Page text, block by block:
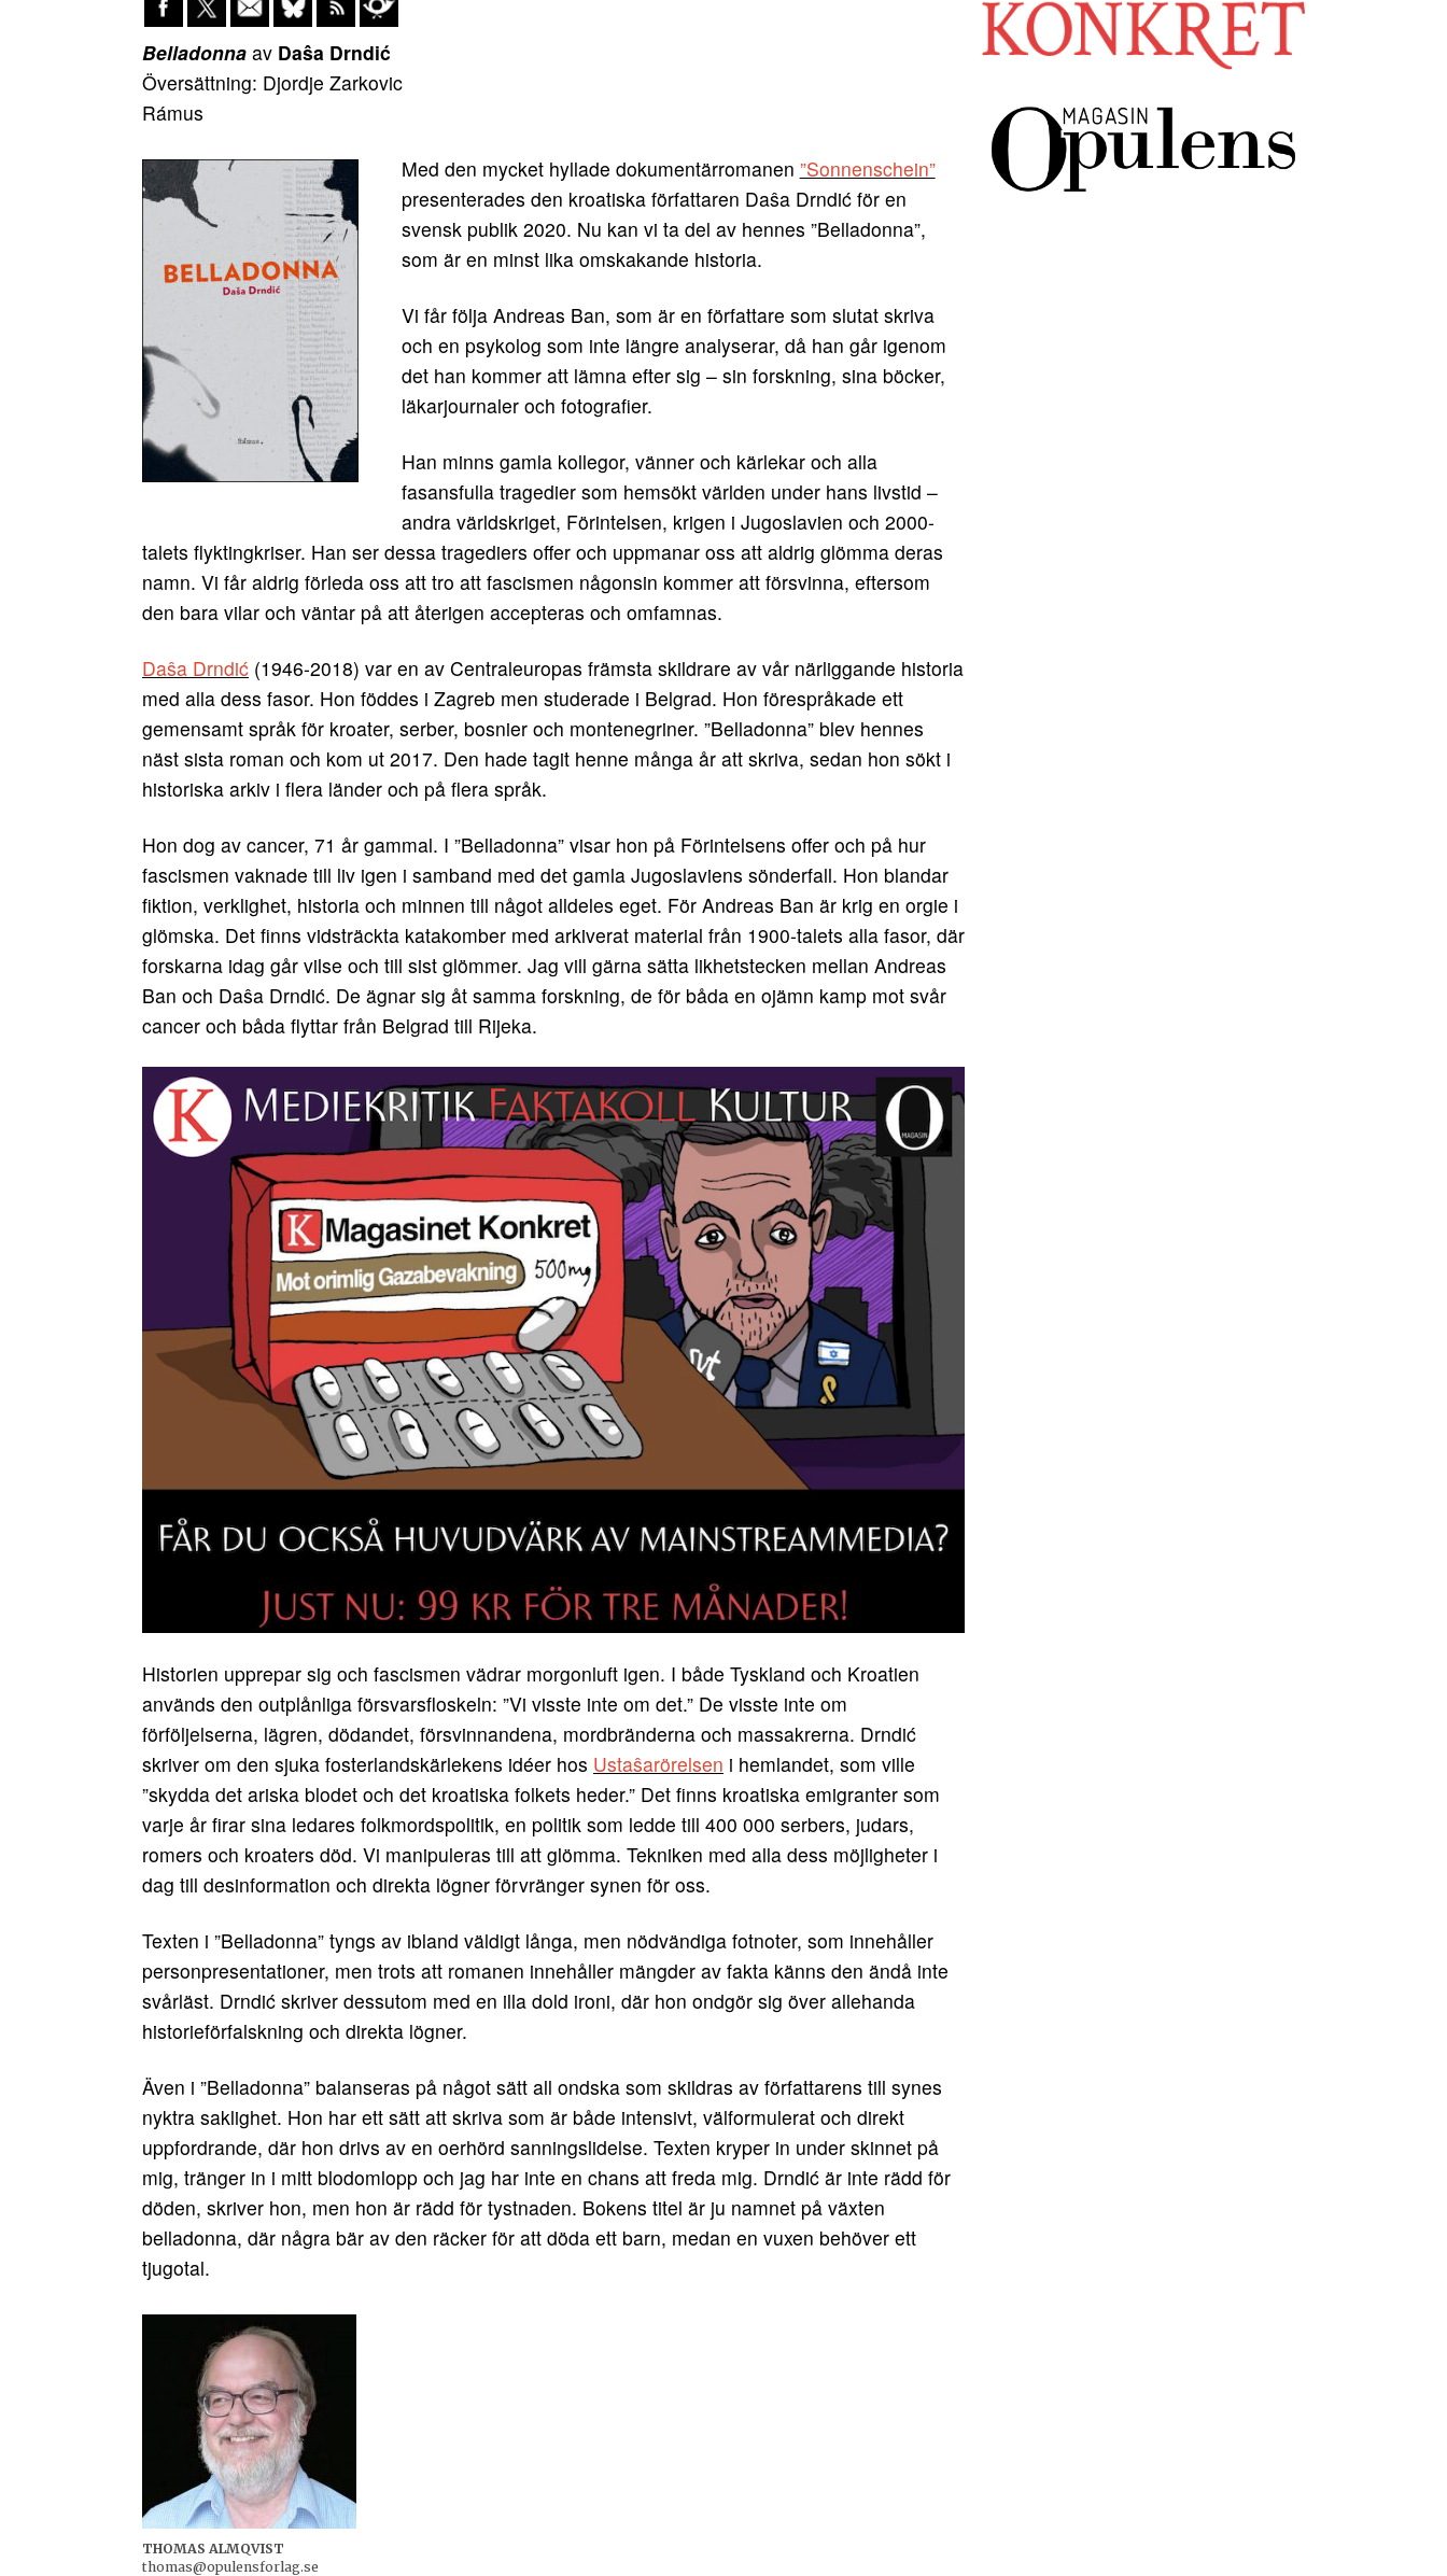
Belladonna av Daŝa Drndić
Översättning: Djordje Zarkovic
Rámus
Med den mycket hyllade dokumentärromanen ”Sonnenschein”
presenterades den kroatiska författaren Daŝa Drndić för en
svensk publik 2020. Nu kan vi ta del av hennes ”Belladonna”,
som är en minst lika omskakande historia.
Vi får följa Andreas Ban, som är en författare som slutat skriva
och en psykolog som inte längre analyserar, då han går igenom
det han kommer att lämna efter sig – sin forskning, sina böcker,
läkarjournaler och fotografier.
Han minns gamla kollegor, vänner och kärlekar och alla
fasansfulla tragedier som hemsökt världen under hans livstid –
andra världskriget, Förintelsen, krigen i Jugoslavien och 2000-
talets flyktingkriser. Han ser dessa tragediers offer och uppmanar oss att aldrig glömma deras
namn. Vi får aldrig förleda oss att tro att fascismen någonsin kommer att försvinna, eftersom
den bara vilar och väntar på att återigen accepteras och omfamnas.
Daŝa Drndić (1946-2018) var en av Centraleuropas främsta skildrare av vår närliggande historia
med alla dess fasor. Hon föddes i Zagreb men studerade i Belgrad. Hon förespråkade ett
gemensamt språk för kroater, serber, bosnier och montenegriner. ”Belladonna” blev hennes
näst sista roman och kom ut 2017. Den hade tagit henne många år att skriva, sedan hon sökt i
historiska arkiv i flera länder och på flera språk.
Hon dog av cancer, 71 år gammal. I ”Belladonna” visar hon på Förintelsens offer och på hur
fascismen vaknade till liv igen i samband med det gamla Jugoslaviens sönderfall. Hon blandar
fiktion, verklighet, historia och minnen till något alldeles eget. För Andreas Ban är krig en orgie i
glömska. Det finns vidsträckta katakomber med arkiverat material från 1900-talets alla fasor, där
forskarna idag går vilse och till sist glömmer. Jag vill gärna sätta likhetstecken mellan Andreas
Ban och Daŝa Drndić. De ägnar sig åt samma forskning, de för båda en ojämn kamp mot svår
cancer och båda flyttar från Belgrad till Rijeka.
Historien upprepar sig och fascismen vädrar morgonluft igen. I både Tyskland och Kroatien
används den outplånliga försvarsfloskeln: ”Vi visste inte om det.” De visste inte om
förföljelserna, lägren, dödandet, försvinnandena, mordbränderna och massakrerna. Drndić
skriver om den sjuka fosterlandskärlekens idéer hos Ustaŝarörelsen i hemlandet, som ville
”skydda det ariska blodet och det kroatiska folkets heder.” Det finns kroatiska emigranter som
varje år firar sina ledares folkmordspolitik, en politik som ledde till 400 000 serbers, judars,
romers och kroaters död. Vi manipuleras till att glömma. Tekniken med alla dess möjligheter i
dag till desinformation och direkta lögner förvränger synen för oss.
Texten i ”Belladonna” tyngs av ibland väldigt långa, men nödvändiga fotnoter, som innehåller
personpresentationer, men trots att romanen innehåller mängder av fakta känns den ändå inte
svårläst. Drndić skriver dessutom med en illa dold ironi, där hon ondgör sig över allehanda
historieförfalskning och direkta lögner.
Även i ”Belladonna” balanseras på något sätt all ondska som skildras av författarens till synes
nyktra saklighet. Hon har ett sätt att skriva som är både intensivt, välformulerat och direkt
uppfordrande, där hon drivs av en oerhörd sanningslidelse. Texten kryper in under skinnet på
mig, tränger in i mitt blodomlopp och jag har inte en chans att freda mig. Drndić är inte rädd för
döden, skriver hon, men hon är rädd för tystnaden. Bokens titel är ju namnet på växten
belladonna, där några bär av den räcker för att döda ett barn, medan en vuxen behöver ett
tjugotal.
THOMAS ALMQVIST
thomas@opulensforlag.se